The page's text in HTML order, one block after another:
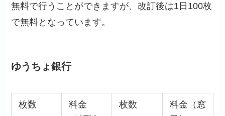
無料で行うことができますが、改訂後は1日100枚
で無料となっています。
ゆうちょ銀行
枚数
料金
枚数
料金（窓